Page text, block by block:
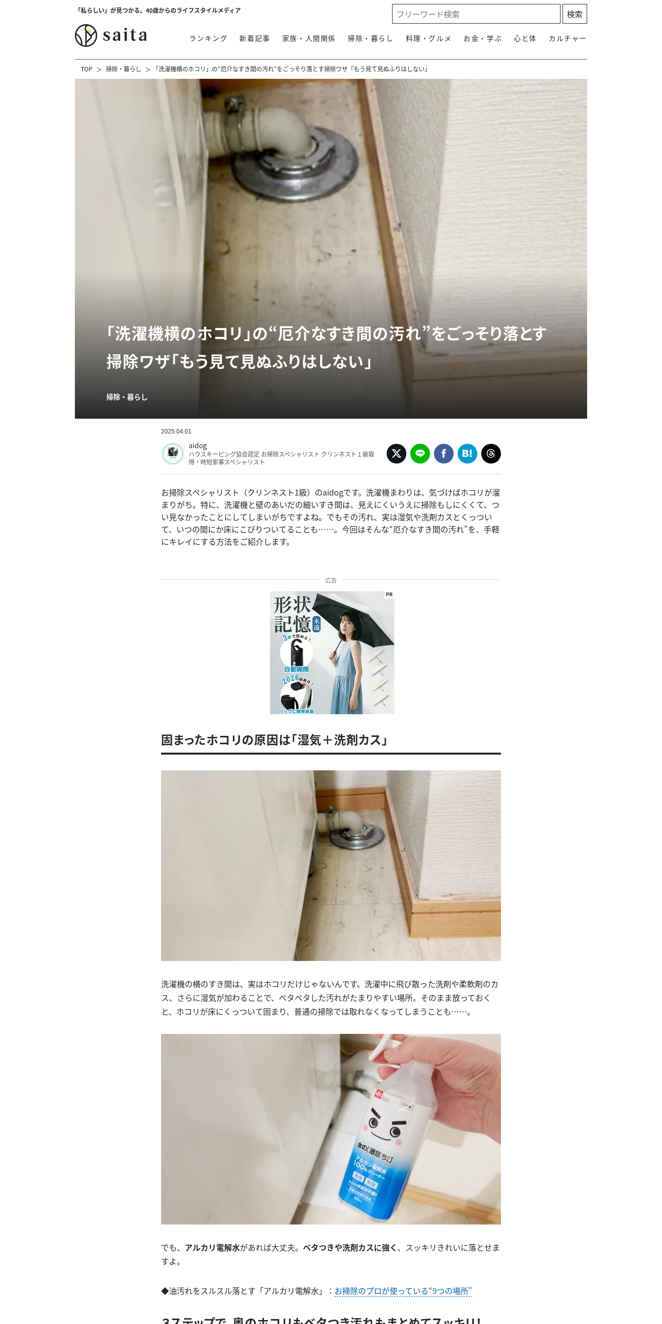
「私らしい」が見つかる。40歳からのライフスタイルメディア
ランキング 新着記事 家族・人間関係 掃除・暮らし 料理・グルメ お金・学ぶ 心と体 カルチャー
TOP 掃除・暮らし 「洗濯機横のホコリ」の“厄介なすき間の汚れ”をごっそり落とす掃除ワザ「もう見て見ぬふりはしない」
「洗濯機横のホコリ」の“厄介なすき間の汚れ”をごっそり落とす
掃除ワザ「もう見て見ぬふりはしない」
掃除・暮らし
2025.04.01
aidog
ハウスキーピング協会認定 お掃除スペシャリスト クリンネスト１級取
得・時短家事スペシャリスト
お掃除スペシャリスト（クリンネスト1級）のaidogです。洗濯機まわりは、気づけばホコリが溜
まりがち。特に、洗濯機と壁のあいだの細いすき間は、見えにくいうえに掃除もしにくくて、つ
い見なかったことにしてしまいがちですよね。でもその汚れ、実は湿気や洗剤カスとくっつい
て、いつの間にか床にこびりついてることも……。今回はそんな“厄介なすき間の汚れ”を、手軽
にキレイにする方法をご紹介します。
広告
固まったホコリの原因は「湿気＋洗剤カス」
洗濯機の横のすき間は、実はホコリだけじゃないんです。洗濯中に飛び散った洗剤や柔軟剤のカ
ス、さらに湿気が加わることで、ベタベタした汚れがたまりやすい場所。そのまま放っておく
と、ホコリが床にくっついて固まり、普通の掃除では取れなくなってしまうことも……。
でも、 アルカリ電解水があれば大丈夫。 ベタつきや洗剤カスに強く 、スッキリきれいに落とせま
すよ。
◆油汚れをスルスル落とす「アルカリ電解水」： お掃除のプロが使っている“9つの場所”